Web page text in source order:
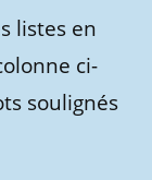
listes en
ci-
soulignés